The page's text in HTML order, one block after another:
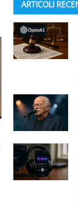
ARTICOLI